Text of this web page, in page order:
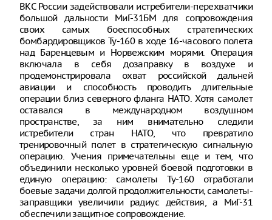
ВКС России задействовали истребители-перехватчики
большой дальности МиГ-31БМ для сопровождения
своих самых боеспособных стратегических
бомбардировщиков Ту-160 в ходе 16-часового полета
над Баренцевым и Норвежским морями. Операция
включала в себя дозаправку в воздухе и
продемонстрировала охват российской дальней
авиации и способность проводить длительные
операции близ северного фланга НАТО. Хотя самолет
оставался в международном воздушном
пространстве, за ним внимательно следили
истребители стран НАТО, что превратило
тренировочный полет в стратегическую сигнальную
операцию. Учения примечательны еще и тем, что
объединили несколько уровней боевой подготовки в
единую операцию: самолеты Ту-160 отработали
боевые задачи долгой продолжительности, самолеты-
заправщики увеличили радиус действия, а МиГ-31
обеспечили защитное сопровождение.